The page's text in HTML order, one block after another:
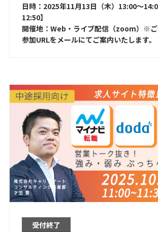
日時：2025年11月13日（木）13:00～
12:50】
開催地：Web・ライブ配信（zoom）※ご
参加URLをメールにてご案内いたします。
受付終了